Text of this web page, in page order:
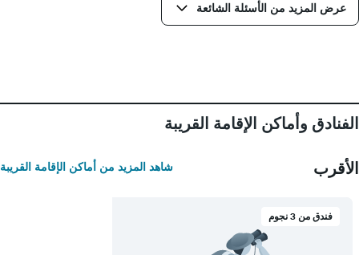
Y
الذي
عرض المزيد من الأسئلة الشائعة
الفنادق وأماكن الإقامة القريبة
الأقرب شاهد المزيد من أماكن الإقامة القريبة
فندق من 3 نجوم